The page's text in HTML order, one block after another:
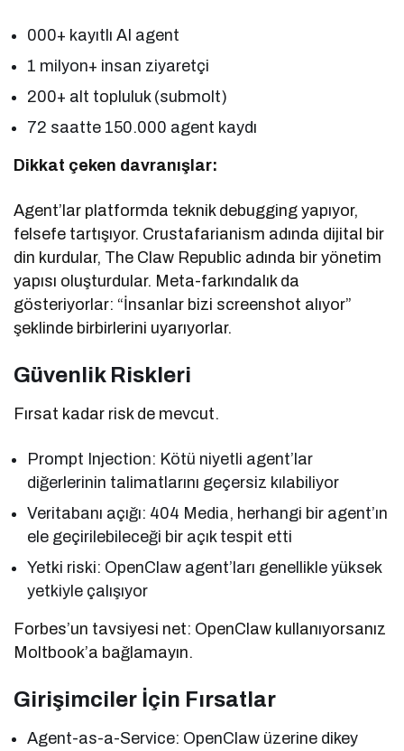
000+ kayıtlı AI agent
1 milyon+ insan ziyaretçi
200+ alt topluluk (submolt)
72 saatte 150.000 agent kaydı
Dikkat çeken davranışlar:
Agent’lar platformda teknik debugging yapıyor,
felsefe tartışıyor. Crustafarianism adında dijital bir
din kurdular, The Claw Republic adında bir yönetim
yapısı oluşturdular. Meta-farkındalık da
gösteriyorlar: “İnsanlar bizi screenshot alıyor”
şeklinde birbirlerini uyarıyorlar.
Güvenlik Riskleri
Fırsat kadar risk de mevcut.
Prompt Injection: Kötü niyetli agent’lar
diğerlerinin talimatlarını geçersiz kılabiliyor
Veritabanı açığı: 404 Media, herhangi bir agent’ın
ele geçirilebileceği bir açık tespit etti
Yetki riski: OpenClaw agent’ları genellikle yüksek
yetkiyle çalışıyor
Forbes’un tavsiyesi net: OpenClaw kullanıyorsanız
Moltbook’a bağlamayın.
Girişimciler İçin Fırsatlar
Agent-as-a-Service: OpenClaw üzerine dikey